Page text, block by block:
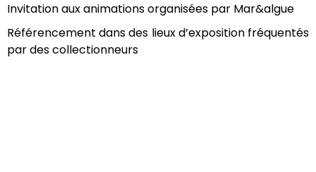
Invitation aux animations organisées par Mar&algue
Référencement dans des lieux d’exposition fréquentés
par des collectionneurs